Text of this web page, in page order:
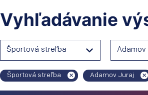
Vyhľadávanie
Športová streľba Adamov
Športová streľba Adamov Juraj